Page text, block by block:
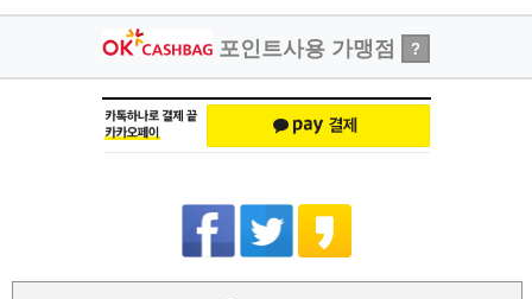
포인트사용 가맹점 ?